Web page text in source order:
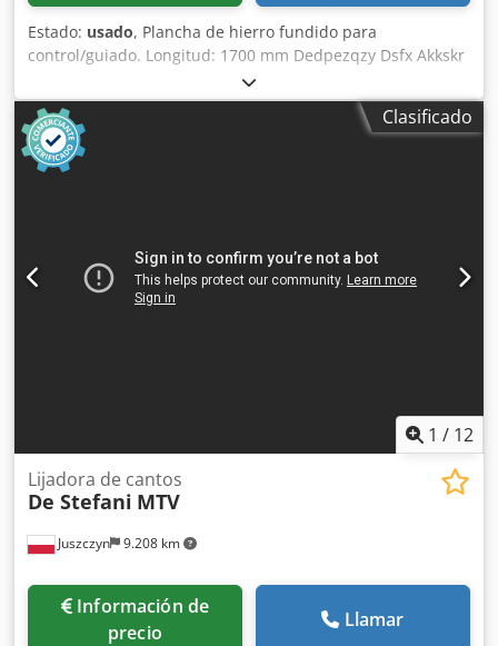
Estado: usado, Plancha de hierro fundido para
control/guiado. Longitud: 1700 mm Dedpezqzy Dsfx Akkskr
Anchura: 700 mm Grosor: 230 mm Altura sobre los apoyos:
940 mm Peso: 0,8 toneladas
Clasificado
1 / 12
Juszczyn 9.208 km
Lijadora de cantos
De Stefani MTV
Información de
precio
Llamar